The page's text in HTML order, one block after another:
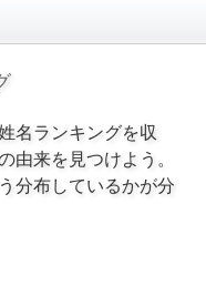
名ランキングを収
由来を見つけよう。
分布しているかが分